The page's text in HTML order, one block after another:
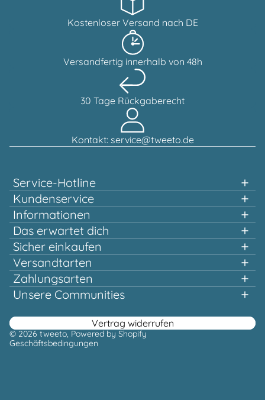
Kostenloser Versand nach DE
Versandfertig innerhalb von 48h
30 Tage Rückgaberecht
Kontakt: service@tweeto.de
Service-Hotline
Unterstützung und Beratung unter:
0151 58707657
Mo-Di & Do-Fr, 10:00 - 12:00 Uhr
Oder über unser
Kundenservice
Informationen
Das erwartet dich
Schnelles einkaufen
Qualität, die sich lohnt
Schon ab 100,00 € versandtkostenfrei*
Sicher einkaufen
Mehrfach ausgezeichnet und zertifiziert!
Versandtarten
Zahlungsarten
Unsere Communities
Vertrag widerrufen
© 2026 tweeto, Powered by Shopify
Geschäftsbedingungen